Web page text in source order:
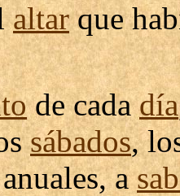
altarque
de cadadía
sábados,
anuales, a